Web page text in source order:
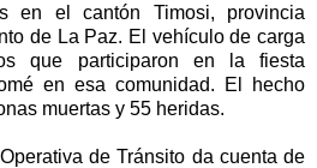
en el cantón Timosi, provincia
de La Paz. El vehículo de carga
que participaron en la fiesta
en esa comunidad. El hecho
muertas y 55 heridas.
de Tránsito da cuenta de